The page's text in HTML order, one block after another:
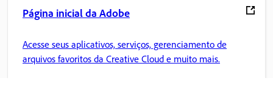
Página inicial da Adobe
Acesse seus aplicativos, serviços, gerenciamento de
arquivos favoritos da Creative Cloud e muito mais.